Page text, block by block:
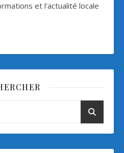
et l'actualité locale